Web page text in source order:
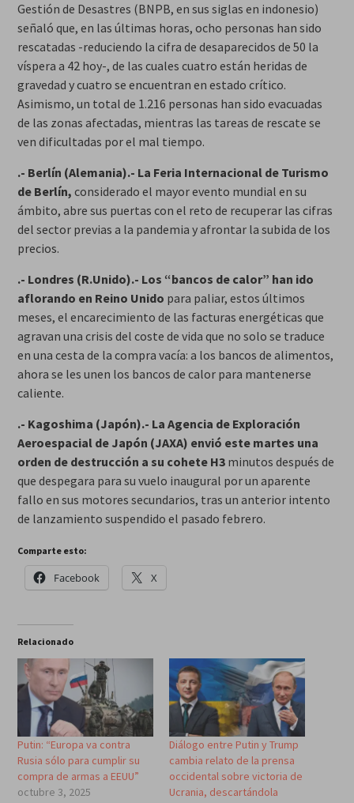
Gestión de Desastres (BNPB, en sus siglas en indonesio)
señaló que, en las últimas horas, ocho personas han sido
rescatadas -reduciendo la cifra de desaparecidos de 50 la
víspera a 42 hoy-, de las cuales cuatro están heridas de
gravedad y cuatro se encuentran en estado crítico.
Asimismo, un total de 1.216 personas han sido evacuadas
de las zonas afectadas, mientras las tareas de rescate se
ven dificultadas por el mal tiempo.
.- Berlín (Alemania).- La Feria Internacional de Turismo
de Berlín, considerado el mayor evento mundial en su
ámbito, abre sus puertas con el reto de recuperar las cifras
del sector previas a la pandemia y afrontar la subida de los
precios.
.- Londres (R.Unido).- Los “bancos de calor” han ido
aflorando en Reino Unido para paliar, estos últimos
meses, el encarecimiento de las facturas energéticas que
agravan una crisis del coste de vida que no solo se traduce
en una cesta de la compra vacía: a los bancos de alimentos,
ahora se les unen los bancos de calor para mantenerse
caliente.
.- Kagoshima (Japón).- La Agencia de Exploración
Aeroespacial de Japón (JAXA) envió este martes una
orden de destrucción a su cohete H3 minutos después de
que despegara para su vuelo inaugural por un aparente
fallo en sus motores secundarios, tras un anterior intento
de lanzamiento suspendido el pasado febrero.
Comparte esto:
Facebook X
Relacionado
Putin: “Europa va contra
Rusia sólo para cumplir su
compra de armas a EEUU”
octubre 3, 2025
Diálogo entre Putin y Trump
cambia relato de la prensa
occidental sobre victoria de
Ucrania, descartándola